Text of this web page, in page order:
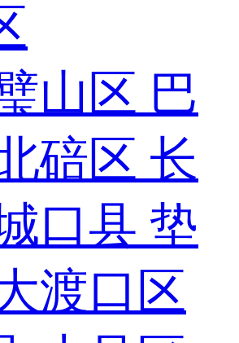
山区 巴
碚区 长
口县 垫
渡口区